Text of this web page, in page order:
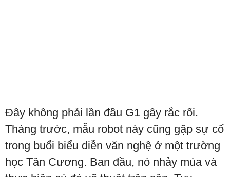
Đây không phải lần đầu G1 gây rắc rối.
Tháng trước, mẫu robot này cũng gặp sự cố
trong buổi biểu diễn văn nghệ ở một trường
học Tân Cương. Ban đầu, nó nhảy múa và